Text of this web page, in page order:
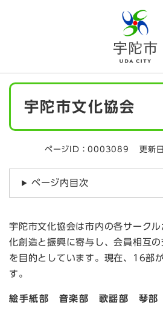
メニューを飛ばして
本
宇陀市文化協会
ページID：0003089 更新
ページ内目次
宇陀市文化協会は市内の各サーク
化創造と振興に寄与し、会員相互
を目的としています。現在、16部
す。
絵手紙部 音楽部 歌謡部 琴部